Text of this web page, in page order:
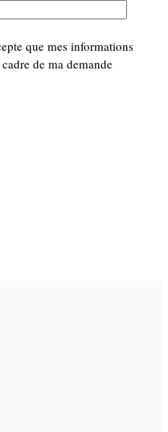
que mes informations
de ma demande